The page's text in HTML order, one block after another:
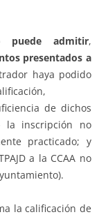
puede admitir,
presentados a
haya podido
de dichos
la inscripción no
practicado; y
a la CCAA no
la calificación de